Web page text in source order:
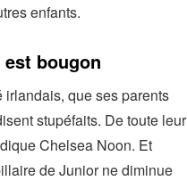
enfants.
bougon
que ses parents
stupéfaits. De toute leur
Chelsea Noon. Et
de Junior ne diminue